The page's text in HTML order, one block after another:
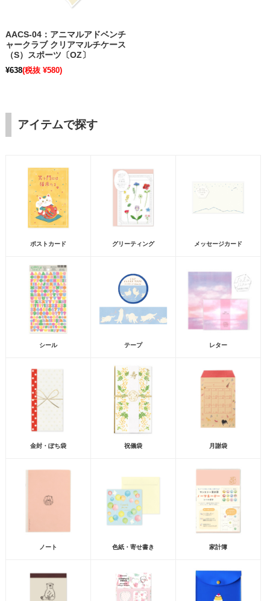
AACS-04：アニマルアドベンチ
ャークラブ クリアマルチケース
（S）スポーツ〔OZ〕
¥638(税抜 ¥580)
アイテムで探す
ポストカード グリーティング メッセージカード
シール テープ レター
金封・ぽち袋 祝儀袋 月謝袋
ノート 色紙・寄せ書き 家計簿